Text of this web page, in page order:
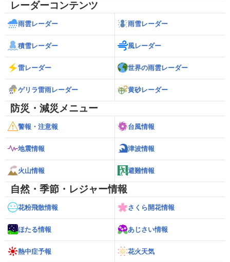
レーダーコンテンツ
雨雲レーダー 雨雪レーダー
積雪レーダー 風レーダー
雷レーダー 世界の雨雲レーダー
ゲリラ雷雨レーダー 黄砂レーダー
防災・減災メニュー
警報・注意報 台風情報
地震情報 津波情報
火山情報 避難情報
自然・季節・レジャー情報
花粉飛散情報 さくら開花情報
ほたる情報 あじさい情報
熱中症予報 花火天気